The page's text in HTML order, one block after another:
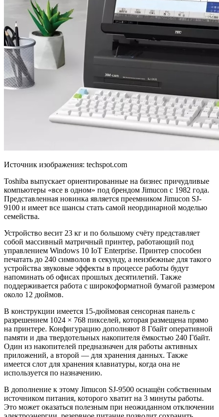
Источник изображения: techspot.com
Toshiba выпускает ориентированные на бизнес причудливые
компьютеры «все в одном» под брендом Jimucon с 1982 года.
Представленная новинка является преемником Jimucon SJ-
9100 и имеет все шансы стать самой неординарной моделью
семейства.
Устройство весит 23 кг и по большому счёту представляет
собой массивный матричный принтер, работающий под
управлением Windows 10 IoT Enterprise. Принтер способен
печатать до 240 символов в секунду, а неизбежные для такого
устройства звуковые эффекты в процессе работы будут
напоминать об офисах прошлых десятилетий. Также
поддерживается работа с широкоформатной бумагой размером
около 12 дюймов.
В конструкции имеется 15-дюймовая сенсорная панель с
разрешением 1024 × 768 пикселей, которая размещена прямо
на принтере. Конфигурацию дополняют 8 Гбайт оперативной
памяти и два твердотельных накопителя ёмкостью 240 Гбайт.
Один из накопителей предназначен для работы активных
приложений, а второй — для хранения данных. Также
имеется слот для хранения клавиатуры, когда она не
используется по назначению.
В дополнение к этому Jimucon SJ-9500 оснащён собственным
источником питания, которого хватит на 3 минуты работы.
Это может оказаться полезным при неожиданном отключении